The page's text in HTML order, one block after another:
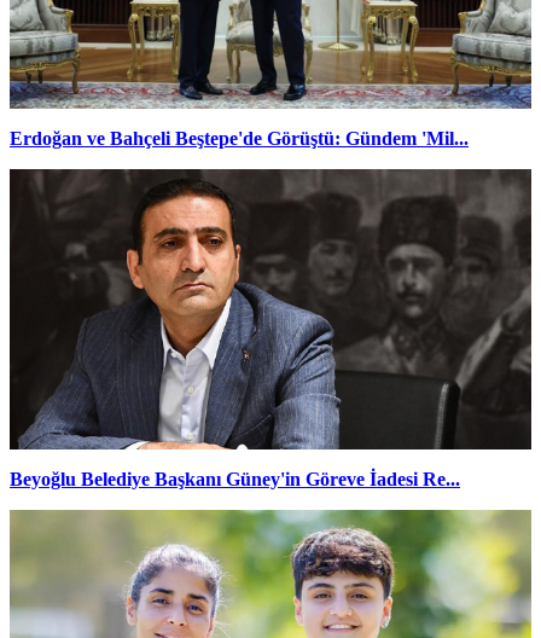
Erdoğan ve Bahçeli Beştepe'de Görüştü: Gündem 'Mil...
Beyoğlu Belediye Başkanı Güney'in Göreve İadesi Re...